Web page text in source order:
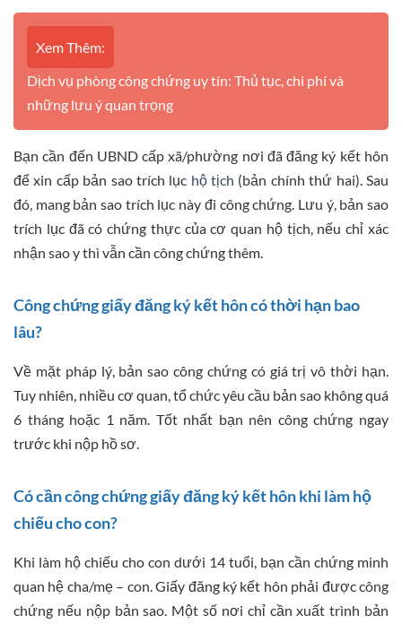
Xem Thêm:
Dịch vụ phòng công chứng uy tín: Thủ tục, chi phí và
những lưu ý quan trọng
Bạn cần đến UBND cấp xã/phường nơi đã đăng ký kết hôn
để xin cấp bản sao trích lục hộ tịch (bản chính thứ hai). Sau
đó, mang bản sao trích lục này đi công chứng. Lưu ý, bản sao
trích lục đã có chứng thực của cơ quan hộ tịch, nếu chỉ xác
nhận sao y thì vẫn cần công chứng thêm.
Công chứng giấy đăng ký kết hôn có thời hạn bao
lâu?
Về mặt pháp lý, bản sao công chứng có giá trị vô thời hạn.
Tuy nhiên, nhiều cơ quan, tổ chức yêu cầu bản sao không quá
6 tháng hoặc 1 năm. Tốt nhất bạn nên công chứng ngay
trước khi nộp hồ sơ.
Có cần công chứng giấy đăng ký kết hôn khi làm hộ
chiếu cho con?
Khi làm hộ chiếu cho con dưới 14 tuổi, bạn cần chứng minh
quan hệ cha/mẹ – con. Giấy đăng ký kết hôn phải được công
chứng nếu nộp bản sao. Một số nơi chỉ cần xuất trình bản